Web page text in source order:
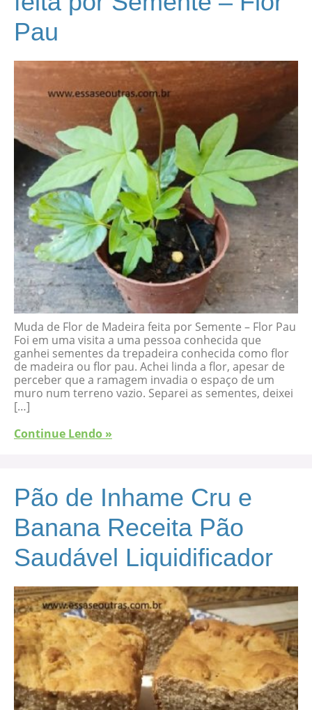
Pau
Muda de Flor de Madeira feita por Semente – Flor Pau
Foi em uma visita a uma pessoa conhecida que
ganhei sementes da trepadeira conhecida como flor
de madeira ou flor pau. Achei linda a flor, apesar de
perceber que a ramagem invadia o espaço de um
muro num terreno vazio. Separei as sementes, deixei
[…]
Continue Lendo »
Pão de Inhame Cru e
Banana Receita Pão
Saudável Liquidificador